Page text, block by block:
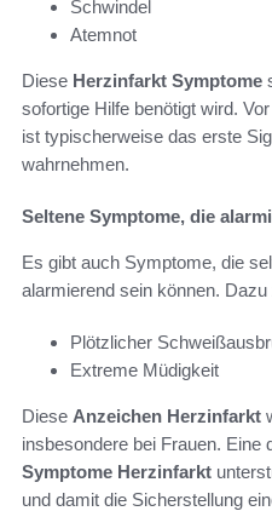
Schwindel
Atemnot
Diese Herzinfarkt Symptome
sofortige Hilfe benötigt wird.
ist typischerweise das erste
wahrnehmen.
Seltene Symptome, die
Es gibt auch Symptome, die
alarmierend sein können. Dazu
Plötzlicher
Extreme Müdigkeit
Diese Anzeichen Herzinfarkt
insbesondere bei Frauen. Eine
Symptome Herzinfarkt
und damit die Sicherstellung